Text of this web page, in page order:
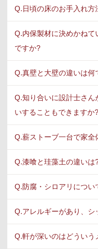
Q.日頃の床のお手入れ方
Q.内保製材に決めかね
ですか?
Q.真壁と大壁の違いは何
Q.知り合いに設計士さ
いすることもできますか?
Q.薪ストーブ一台で家全
Q.漆喰と珪藻土の違いは
Q.防腐・シロアリについ
Q.アレルギーがあり、シ
Q.軒が深いのはどうい